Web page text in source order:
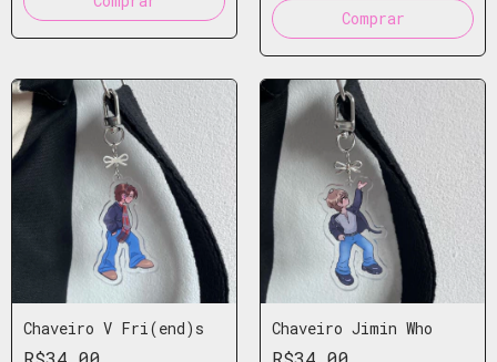
Chaveiro V Fri(end)s Chaveiro Jimin Who